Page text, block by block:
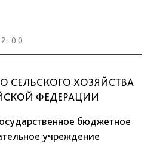
СЕЛЬСКОГО ХОЗЯЙСТВА
ФЕДЕРАЦИИ
бюджетное
учреждение